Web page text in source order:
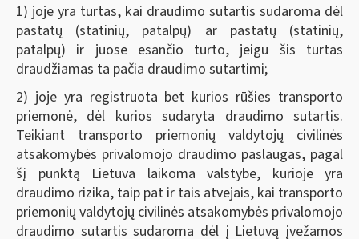
1) joje yra turtas, kai draudimo sutartis sudaroma dėl
pastatų (statinių, patalpų) ar pastatų (statinių,
patalpų) ir juose esančio turto, jeigu šis turtas
draudžiamas ta pačia draudimo sutartimi;
2) joje yra registruota bet kurios rūšies transporto
priemonė, dėl kurios sudaryta draudimo sutartis.
Teikiant transporto priemonių valdytojų civilinės
atsakomybės privalomojo draudimo paslaugas, pagal
šį punktą Lietuva laikoma valstybe, kurioje yra
draudimo rizika, taip pat ir tais atvejais, kai transporto
priemonių valdytojų civilinės atsakomybės privalomojo
draudimo sutartis sudaroma dėl į Lietuvą įvežamos